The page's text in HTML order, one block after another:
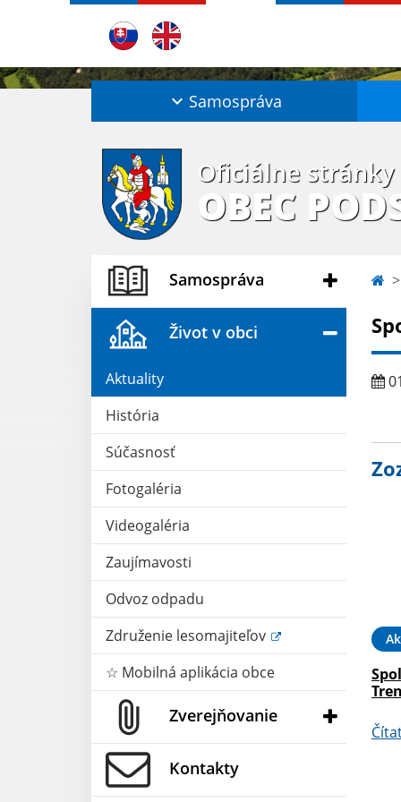
Samospráva
Oficiálne stránky
OBEC
Samospráva
Život v obci
Aktuality
História
Súčasnosť
Fotogaléria
Videogaléria
Zaujímavosti
Odvoz odpadu
Združenie lesomajiteľov
☆ Mobilná aplikácia obce
Zverejňovanie
Kontakty